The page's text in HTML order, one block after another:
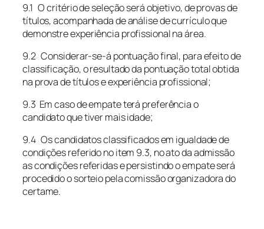
9.1 O critério de seleção será objetivo, de provas de
títulos, acompanhada de análise de currículo que
demonstre experiência profissional na área.
9.2 Considerar-se-á pontuação final, para efeito de
classificação, o resultado da pontuação total obtida
na prova de títulos e experiência profissional;
9.3 Em caso de empate terá preferência o
candidato que tiver mais idade;
9.4 Os candidatos classificados em igualdade de
condições referido no item 9.3, no ato da admissão
as condições referidas e persistindo o empate será
procedido o sorteio pela comissão organizadora do
certame.